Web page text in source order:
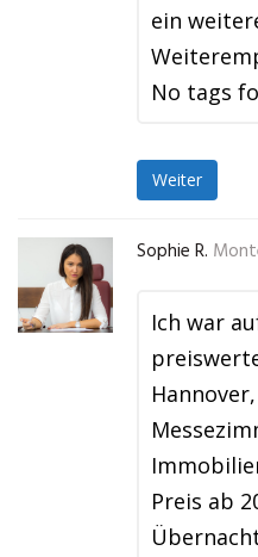
ein
No tags
Weiter
Sophie R.
Ich war
Preis ab